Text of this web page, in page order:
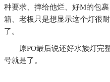
种要求、摔给他烂、好M的包
箱、老板只是想显示这个灯很
了。
原PO最后说还好水族灯完
号就是了。